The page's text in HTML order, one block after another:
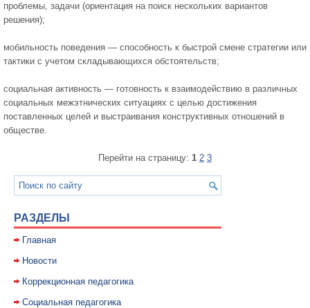
проблемы, задачи (ориентация на поиск нескольких вариантов
решения);
мобильность поведения — способность к быстрой смене стратегии или
тактики с учетом складывающихся обстоятельств;
социальная активность — готовность к взаимодействию в различных
социальных межэтнических ситуациях с целью достижения
поставленных целей и выстраивания конструктивных отношений в
обществе.
Перейти на страницу: 1 2 3
РАЗДЕЛЫ
Главная
Новости
Коррекционная педагогика
Социальная педагогика